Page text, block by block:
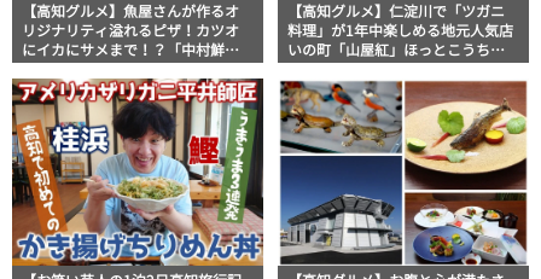
【高知グルメ】魚屋さんが作るオ
リジナリティ溢れるピザ！カツオ
にイカにサメまで！？「中村鮮魚
【高知グルメ】仁淀川で「ツガニ
料理」が1年中楽しめる地元人気店
いの町「山屋紅」ほっとこうちオ